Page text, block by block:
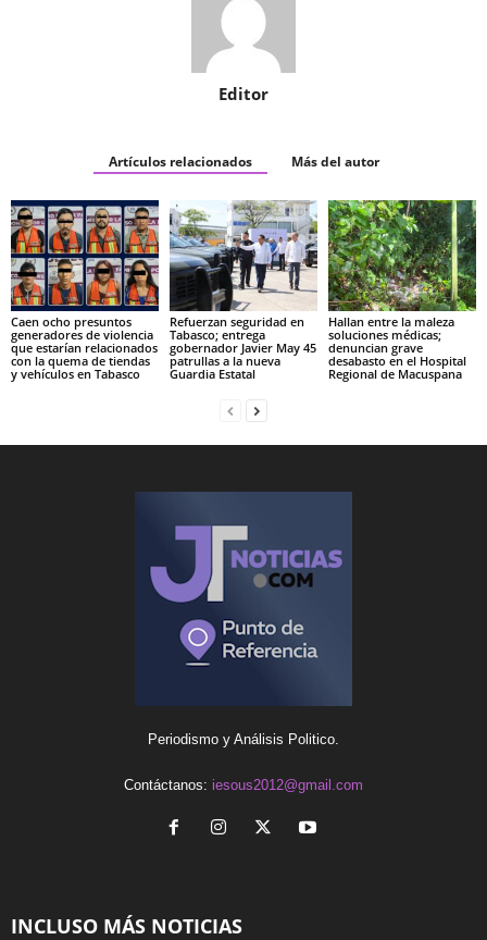
Editor
Artículos relacionados Más del autor
Caen ocho presuntos
generadores de violencia
que estarían relacionados
con la quema de tiendas
y vehículos en Tabasco
Refuerzan seguridad en
Tabasco; entrega
gobernador Javier May 45
patrullas a la nueva
Guardia Estatal
Hallan entre la maleza
soluciones médicas;
denuncian grave
desabasto en el Hospital
Regional de Macuspana
Periodismo y Análisis Politico.
Contáctanos: iesous2012@gmail.com
INCLUSO MÁS NOTICIAS